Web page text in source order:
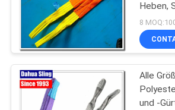
TRETEN
SIE
Heben,
Faser
8
Alle
und -